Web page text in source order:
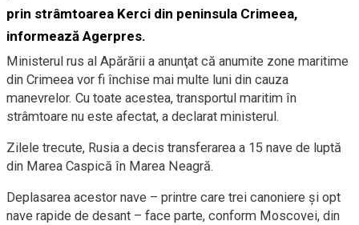
prin strâmtoarea Kerci din peninsula Crimeea,
informează Agerpres.
Ministerul rus al Apărării a anunţat că anumite zone maritime
din Crimeea vor fi închise mai multe luni din cauza
manevrelor. Cu toate acestea, transportul maritim în
strâmtoare nu este afectat, a declarat ministerul.
Zilele trecute, Rusia a decis transferarea a 15 nave de luptă
din Marea Caspică în Marea Neagră.
Deplasarea acestor nave – printre care trei canoniere şi opt
nave rapide de desant – face parte, conform Moscovei, din